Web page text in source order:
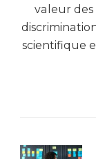
valeur
scientifique